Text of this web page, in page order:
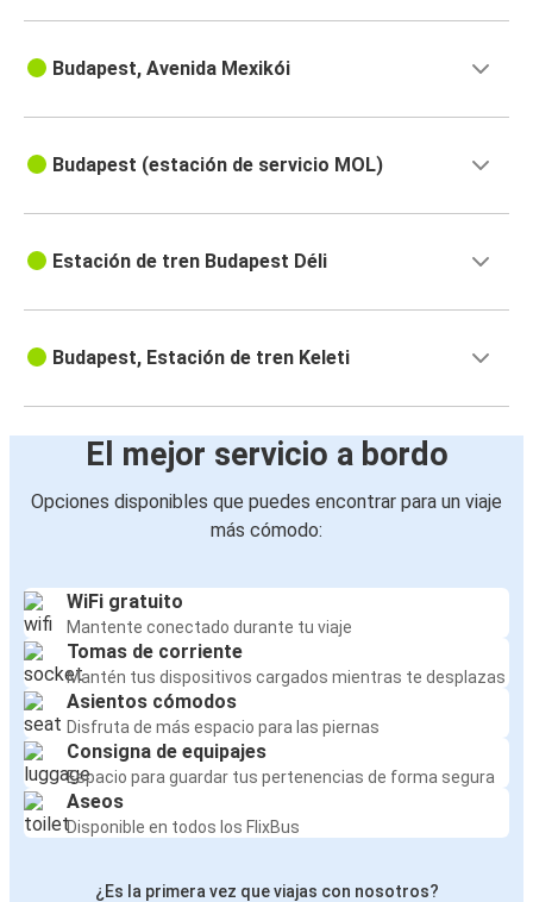
Budapest, Avenida Mexikói
Budapest (estación de servicio MOL)
Estación de tren Budapest Déli
Budapest, Estación de tren Keleti
El mejor servicio a bordo
Opciones disponibles que puedes encontrar para un viaje
más cómodo:
WiFi gratuito
Mantente conectado durante tu viaje
Tomas de corriente
Mantén tus dispositivos cargados mientras te desplazas
Asientos cómodos
Disfruta de más espacio para las piernas
Consigna de equipajes
Espacio para guardar tus pertenencias de forma segura
Aseos
Disponible en todos los FlixBus
¿Es la primera vez que viajas con nosotros?